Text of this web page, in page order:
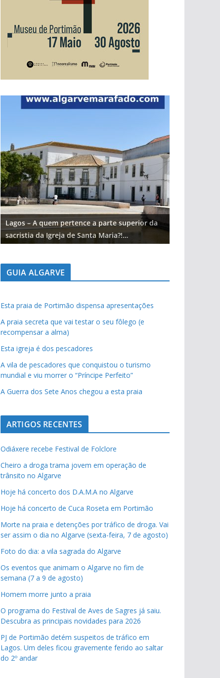
Lagos – A quem pertence a parte superior da
sacristia da Igreja de Santa Maria?!…
GUIA ALGARVE
Esta praia de Portimão dispensa apresentações
A praia secreta que vai testar o seu fôlego (e
recompensar a alma)
Esta igreja é dos pescadores
A vila de pescadores que conquistou o turismo
mundial e viu morrer o “Príncipe Perfeito”
A Guerra dos Sete Anos chegou a esta praia
ARTIGOS RECENTES
Odiáxere recebe Festival de Folclore
Cheiro a droga trama jovem em operação de
trânsito no Algarve
Hoje há concerto dos D.A.M.A no Algarve
Hoje há concerto de Cuca Roseta em Portimão
Morte na praia e detenções por tráfico de droga. Vai
ser assim o dia no Algarve (sexta-feira, 7 de agosto)
Foto do dia: a vila sagrada do Algarve
Os eventos que animam o Algarve no fim de
semana (7 a 9 de agosto)
Homem morre junto a praia
O programa do Festival de Aves de Sagres já saiu.
Descubra as principais novidades para 2026
PJ de Portimão detém suspeitos de tráfico em
Lagos. Um deles ficou gravemente ferido ao saltar
do 2º andar